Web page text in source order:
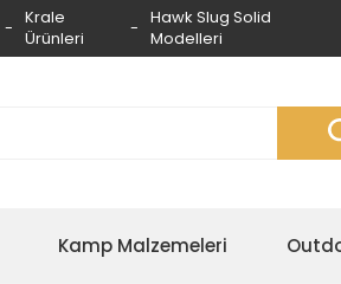
Krale
Ürünleri
Hawk Slug Solid
Modelleri
Kamp Malzemeleri